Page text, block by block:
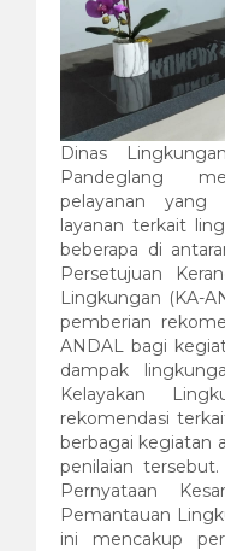
Dinas
Pandeglang
pelayanan yang
layanan terkait
beberapa di
Persetujuan
Lingkungan (KA-
pemberian
ANDAL bagi
dampak
Kelayakan
rekomendasi
berbagai kegiatan
penilaian
Pernyataan
Pemantauan
ini mencakup